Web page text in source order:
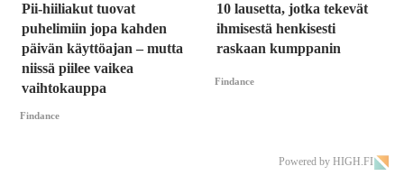
Pii-hiiliakut tuovat
puhelimiin jopa kahden
päivän käyttöajan – mutta
niissä piilee vaikea
vaihtokauppa
Findance
10 lausetta, jotka tekevät
ihmisestä henkisesti
raskaan kumppanin
Findance
Powered by HIGH.FI